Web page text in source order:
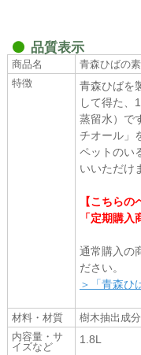
品質表示
商品名
青森ひばの
特徴
青森ひばを
して得た、
蒸留水）で
チオール」
ペットのい
いいただけ
【こちら
「定期購入
通常購入の
ださい。
＞「青森ひ
材料・材質
樹木抽出成
内容量・サ
イズなど
1.8L